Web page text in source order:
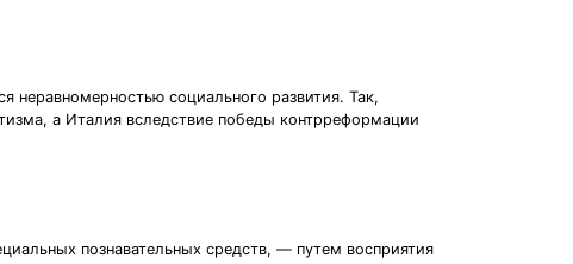
неравномерностью социального развития. Так,
а Италия вследствие победы контрреформации
познавательных средств, — путем восприятия